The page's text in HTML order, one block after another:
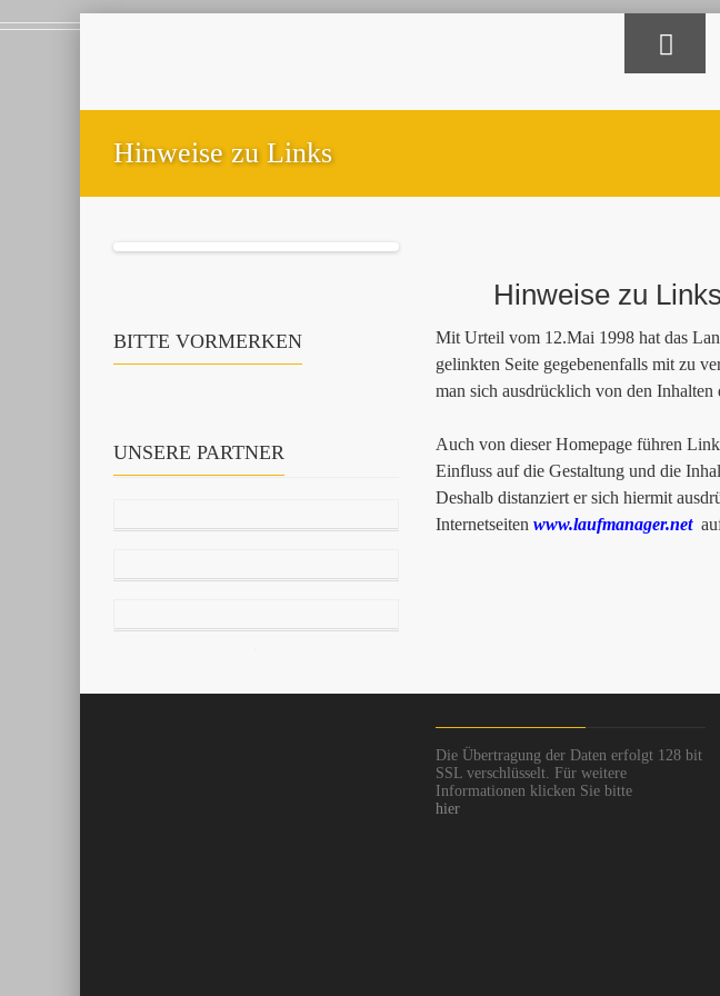
Hinweise zu Links
BITTE VORMERKEN
UNSERE PARTNER
Hinweise zu Links
Mit Urteil vom 12.Mai 1998 hat das
gelinkten Seite gegebenenfalls mit zu
man sich ausdrücklich von den Inhalten
Auch von dieser Homepage führen
Einfluss auf die Gestaltung und die
Deshalb distanziert er sich hiermit
Internetseiten www.laufmanager.net
Die Übertragung der Daten erfolgt 128 bit
SSL verschlüsselt. Für weitere
Informationen klicken Sie bitte
hier